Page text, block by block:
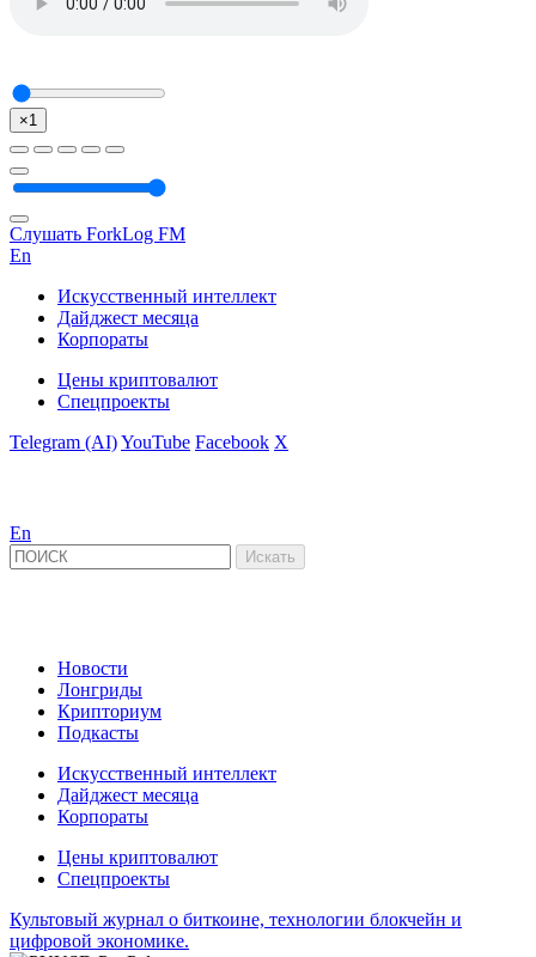
×1
Слушать ForkLog FM
En
Искусственный интеллект
Дайджест месяца
Корпораты
Цены криптовалют
Спецпроекты
Telegram (AI)YouTube Facebook X
En
Новости
Лонгриды
Крипториум
Подкасты
Искусственный интеллект
Дайджест месяца
Корпораты
Цены криптовалют
Спецпроекты
Культовый журнал о биткоине, технологии блокчейн и
цифровой экономике.